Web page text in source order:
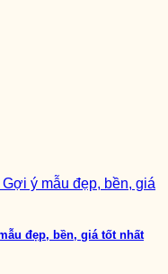
đẹp, bền, giá tốt nhất